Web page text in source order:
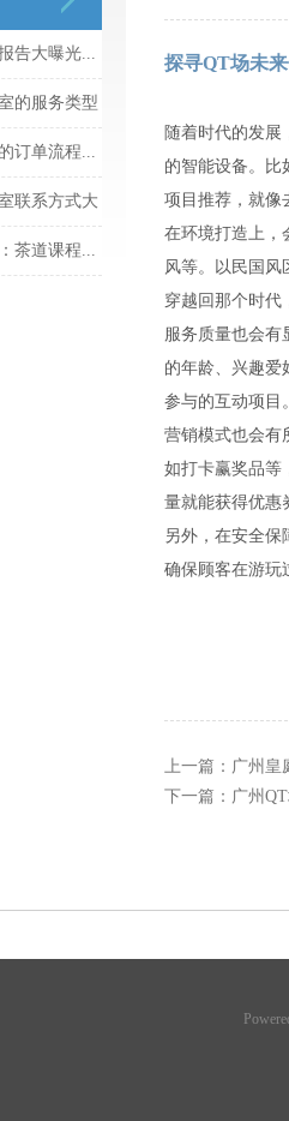
告大曝光...
的服务类型
订单流程...
联系方式大
茶道课程...
探寻QT场未
随着时代的发展
的智能设备。比
项目推荐，就像
在环境打造上，
风等。以民国
穿越回那个时代
服务质量也会有
的年龄、兴趣爱
参与的互动项目。
营销模式也会有
如打卡赢奖品等
量就能获得优惠
另外，在安全保
确保顾客在游玩
上一篇： 广州皇
下一篇： 广州